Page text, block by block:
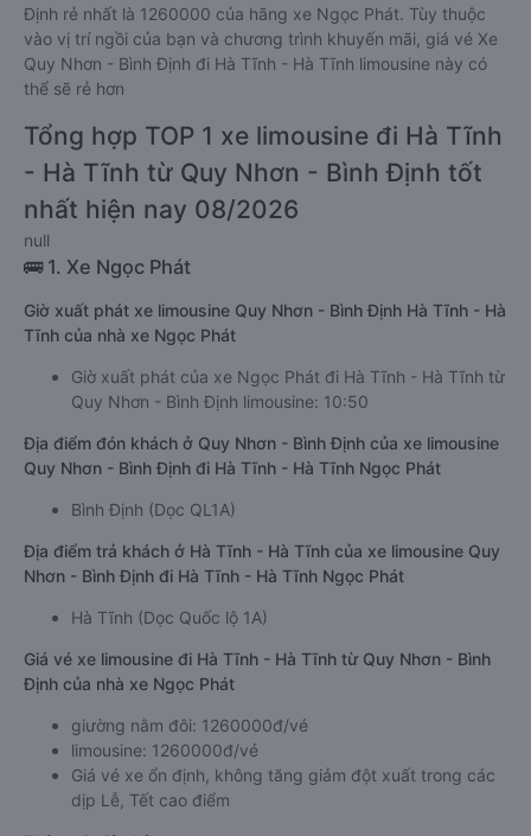
Định rẻ nhất là 1260000 của hãng xe Ngọc Phát. Tùy thuộc
vào vị trí ngồi của bạn và chương trình khuyến mãi, giá vé Xe
Quy Nhơn - Bình Định đi Hà Tĩnh - Hà Tĩnh limousine này có
thể sẽ rẻ hơn
Tổng hợp TOP 1 xe limousine đi Hà Tĩnh
- Hà Tĩnh từ Quy Nhơn - Bình Định tốt
nhất hiện nay 08/2026
null
🚌 1. Xe Ngọc Phát
Giờ xuất phát xe limousine Quy Nhơn - Bình Định Hà Tĩnh - Hà
Tĩnh của nhà xe Ngọc Phát
Giờ xuất phát của xe Ngọc Phát đi Hà Tĩnh - Hà Tĩnh từ
Quy Nhơn - Bình Định limousine: 10:50
Địa điểm đón khách ở Quy Nhơn - Bình Định của xe limousine
Quy Nhơn - Bình Định đi Hà Tĩnh - Hà Tĩnh Ngọc Phát
Bình Định (Dọc QL1A)
Địa điểm trả khách ở Hà Tĩnh - Hà Tĩnh của xe limousine Quy
Nhơn - Bình Định đi Hà Tĩnh - Hà Tĩnh Ngọc Phát
Hà Tĩnh (Dọc Quốc lộ 1A)
Giá vé xe limousine đi Hà Tĩnh - Hà Tĩnh từ Quy Nhơn - Bình
Định của nhà xe Ngọc Phát
giường nằm đôi: 1260000đ/vé
limousine: 1260000đ/vé
Giá vé xe ổn định, không tăng giảm đột xuất trong các
dịp Lễ, Tết cao điểm